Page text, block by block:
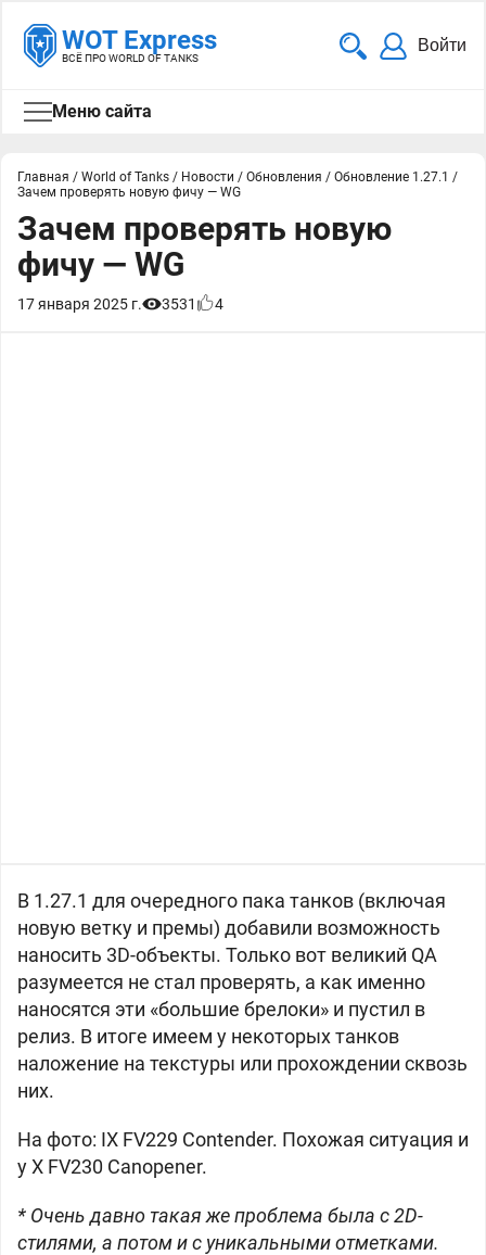
WOT Express
ВСЁ ПРО WORLD OF TANKS
Войти
Меню сайта
Главная / World of Tanks / Новости / Обновления / Обновление 1.27.1 /
Зачем проверять новую фичу — WG
Зачем проверять новую
фичу — WG
17 января 2025 г. 3531 4
В 1.27.1 для очередного пака танков (включая
новую ветку и премы) добавили возможность
наносить 3D-объекты. Только вот великий QA
разумеется не стал проверять, а как именно
наносятся эти «большие брелоки» и пустил в
релиз. В итоге имеем у некоторых танков
наложение на текстуры или прохождении сквозь
них.
На фото: IX FV229 Contender. Похожая ситуация и
у X FV230 Canopener.
* Очень давно такая же проблема была с 2D-
стилями, а потом и с уникальными отметками.